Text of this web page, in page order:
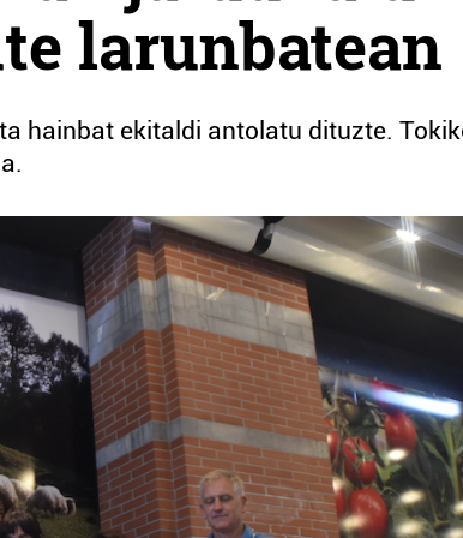
larunbatean
hainbat ekitaldi antolatu dituzte.